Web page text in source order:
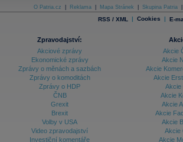
O Patria.cz Reklama Mapa Stránek Skupina Patria
RSS / XML | Cookies | E-
Zpravodajství:
Akciové zprávy
Ekonomické zprávy
Zprávy o měnách a sazbách
Zprávy o komoditách
Zprávy o HDP
ČNB
Grexit
Brexit
Volby v USA
Video zpravodajství
Investiční komentáře
Akcie
Akcie
Akcie
Akcie
Akcie
Akcie
Akcie
Akcie
Akcie
Akcie
Akcie